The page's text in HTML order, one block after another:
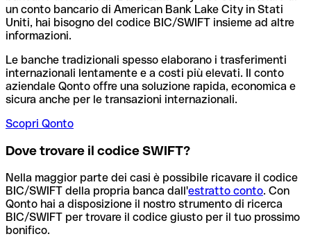
un conto bancario di American Bank Lake City in Stati
Uniti, hai bisogno del codice BIC/SWIFT insieme ad altre
informazioni.
Le banche tradizionali spesso elaborano i trasferimenti
internazionali lentamente e a costi più elevati. Il conto
aziendale Qonto offre una soluzione rapida, economica e
sicura anche per le transazioni internazionali.
Scopri Qonto
Dove trovare il codice SWIFT?
Nella maggior parte dei casi è possibile ricavare il codice
BIC/SWIFT della propria banca dall'estratto conto. Con
Qonto hai a disposizione il nostro strumento di ricerca
BIC/SWIFT per trovare il codice giusto per il tuo prossimo
bonifico.